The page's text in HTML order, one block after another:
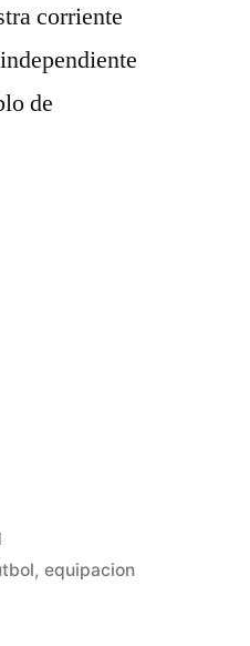
corriente
de
,equipacion